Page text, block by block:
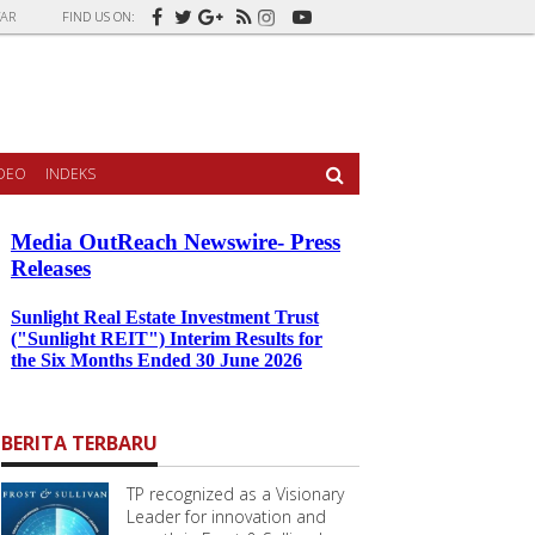
FIND US ON:
INDEKS
BERITA TERBARU
TP recognized as a Visionary
Leader for innovation and